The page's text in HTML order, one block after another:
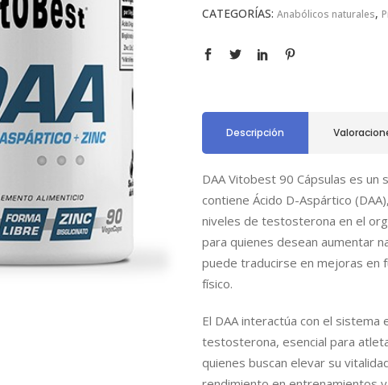
CATEGORÍAS: Anabólicos naturales,
Descripción
DAA Vitobest 90 Cápsulas es
contiene Ácido D-Aspártico
niveles de testosterona en el
para quienes desean aumentar
puede traducirse en mejoras en
físico.
El DAA interactúa con el
testosterona, esencial para
quienes buscan elevar su